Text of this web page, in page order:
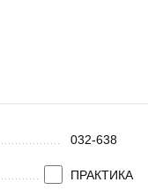
032-638
ПРАКТИКА